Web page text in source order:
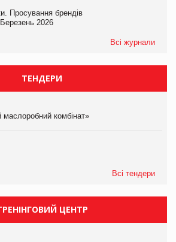
Просування брендів
2026
Всі журнали
ТЕНДЕРИ
комбінат»
Всі тендери
ЦЕНТР